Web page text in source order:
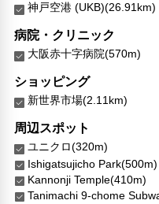
神戸空港 (UKB)(26.91km)
病院・クリニック
大阪赤十字病院(570m)
ショッピング
新世界市場(2.11km)
周辺スポット
ユニクロ(320m)
Ishigatsujicho Park(500m)
Kannonji Temple(410m)
Tanimachi 9-chome